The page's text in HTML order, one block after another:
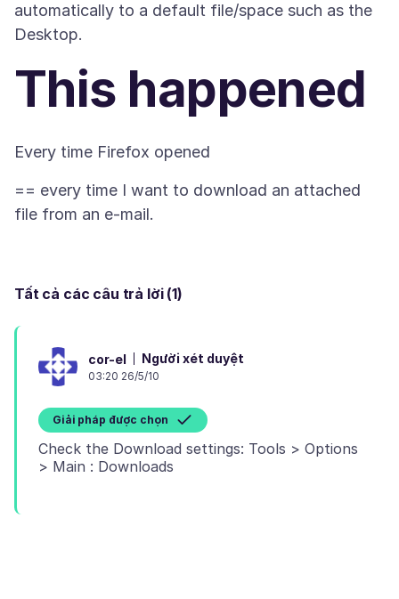
automatically to a default file/space such as the
This happened
== every time I want to download an attached
Tất cả các câu trả lời (1)
cor-el Người xét duyệt
03:20 26/5/10
Giải pháp được chọn
Check the Download settings: Tools > Options